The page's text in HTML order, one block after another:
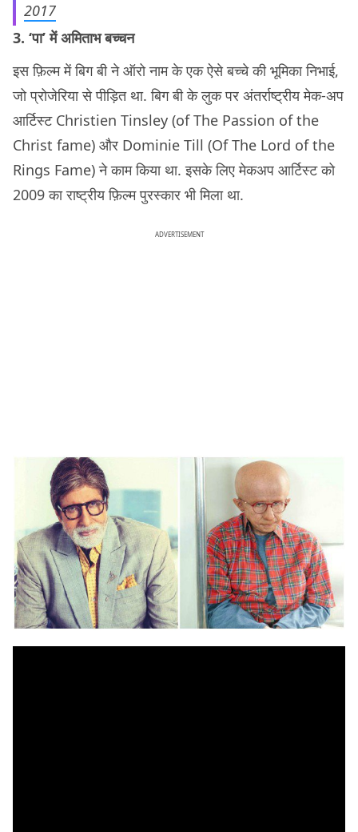
2017
3. ‘पा’ में अमिताभ बच्चन
इस फ़िल्म में बिग बी ने ऑरो नाम के एक ऐसे बच्चे की भूमिका निभाई,
जो प्रोजेरिया से पीड़ित था. बिग बी के लुक पर अंतर्राष्ट्रीय मेक-अप
आर्टिस्ट Christien Tinsley (of The Passion of the
Christ fame) और Dominie Till (Of The Lord of the
Rings Fame) ने काम किया था. इसके लिए मेकअप आर्टिस्ट को
2009 का राष्ट्रीय फ़िल्म पुरस्कार भी मिला था.
ADVERTISEMENT